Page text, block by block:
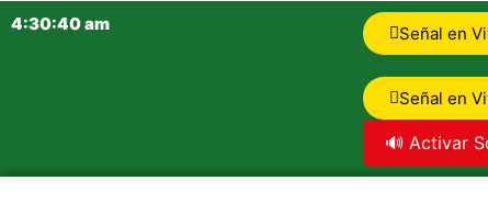
4:30:41 am Señal en
Señal en
🔊 Activar